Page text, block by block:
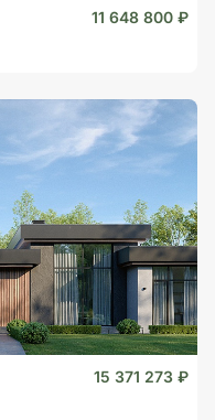
11 648 800 ₽
15 371 273 ₽